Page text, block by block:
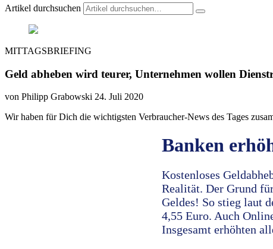
Artikel durchsuchen
MITTAGSBRIEFING
Geld abheben wird teurer, Unternehmen wollen
von Philipp Grabowski 24. Juli 2020
Wir haben für Dich die wichtigsten Verbraucher-News des Tages
Banken
Kostenloses
Realität. Der Grund
Geldes! So stieg laut
4,55 Euro. Auch
Insgesamt erhöhten